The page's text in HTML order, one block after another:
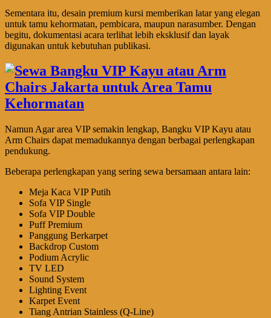
Sementara itu, desain premium kursi memberikan latar yang elegan
untuk tamu kehormatan, pembicara, maupun narasumber. Dengan
begitu, dokumentasi acara terlihat lebih eksklusif dan layak
digunakan untuk kebutuhan publikasi.
Namun Agar area VIP semakin lengkap, Bangku VIP Kayu atau
Arm Chairs dapat memadukannya dengan berbagai perlengkapan
pendukung.
Beberapa perlengkapan yang sering sewa bersamaan antara lain:
Meja Kaca VIP Putih
Sofa VIP Single
Sofa VIP Double
Puff Premium
Panggung Berkarpet
Backdrop Custom
Podium Acrylic
TV LED
Sound System
Lighting Event
Karpet Event
Tiang Antrian Stainless (Q-Line)